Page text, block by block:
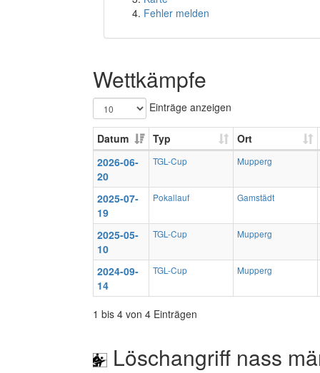
Fehler melden
Wettkämpfe
Einträge anzeigen
Datum Typ
Ort
2026-06-
20
TGL-Cup Mupperg
2025-07-
19
Pokallauf Gamstädt
2025-05-
10
TGL-Cup Mupperg
2024-09-
14
TGL-Cup Mupperg
1 bis 4 von 4 Einträgen
Löschangriff nass